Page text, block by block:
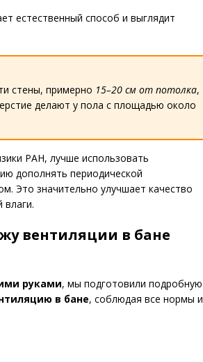
естественный способ и выглядит
стены, примерно 15–20 см от потолка,
делают у пола с площадью около
РАН, лучше использовать
дополнять периодической
Это значительно улучшает качество
вентиляции в бане
руками, мы подготовили подробную
в бане, соблюдая все нормы и